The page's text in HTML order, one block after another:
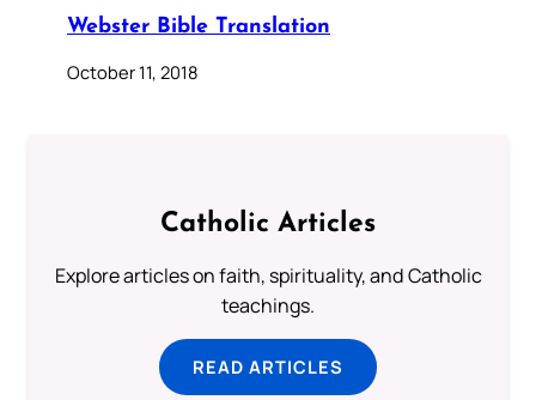
Webster Bible Translation
October 11, 2018
Catholic Articles
Explore articles on faith, spirituality, and Catholic
teachings.
READ ARTICLES